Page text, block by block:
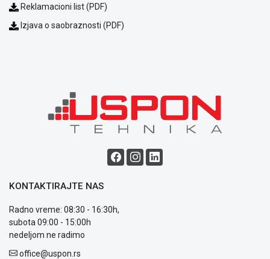
Reklamacioni list (PDF)
Izjava o saobraznosti (PDF)
KONTAKTIRAJTE NAS
Radno vreme: 08:30 - 16:30h,
subota 09:00 - 15:00h
nedeljom ne radimo
office@uspon.rs